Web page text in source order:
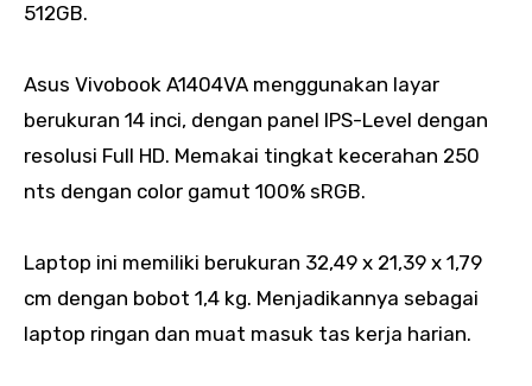
512GB.
Asus Vivobook A1404VA menggunakan layar
berukuran 14 inci, dengan panel IPS-Level dengan
resolusi Full HD. Memakai tingkat kecerahan 250
nts dengan color gamut 100% sRGB.
Laptop ini memiliki berukuran 32,49 x 21,39 x 1,79
cm dengan bobot 1,4 kg. Menjadikannya sebagai
laptop ringan dan muat masuk tas kerja harian.